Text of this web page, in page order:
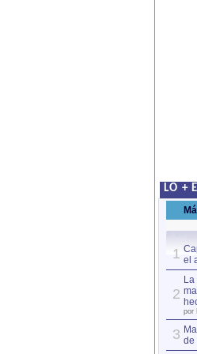
LO +
1 el
2
por
3 de